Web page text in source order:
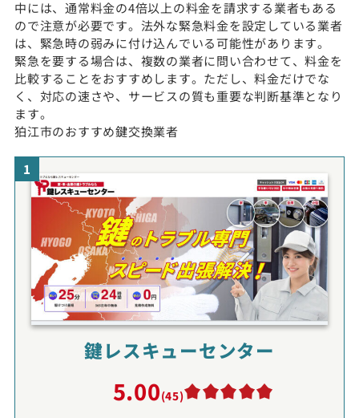
中には、通常料金の4倍以上の料金を請求する業者もある
ので注意が必要です。法外な緊急料金を設定している業者
は、緊急時の弱みに付け込んでいる可能性があります。
緊急を要する場合は、複数の業者に問い合わせて、料金を
比較することをおすすめします。ただし、料金だけでな
く、対応の速さや、サービスの質も重要な判断基準となり
ます。
狛江市のおすすめ鍵交換業者
1
鍵レスキューセンター
5.00(45)